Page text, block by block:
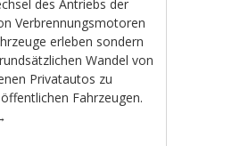
des Antriebs der
Verbrennungsmotoren
erleben sondern
Wandel von
Privatautos zu
Fahrzeugen.